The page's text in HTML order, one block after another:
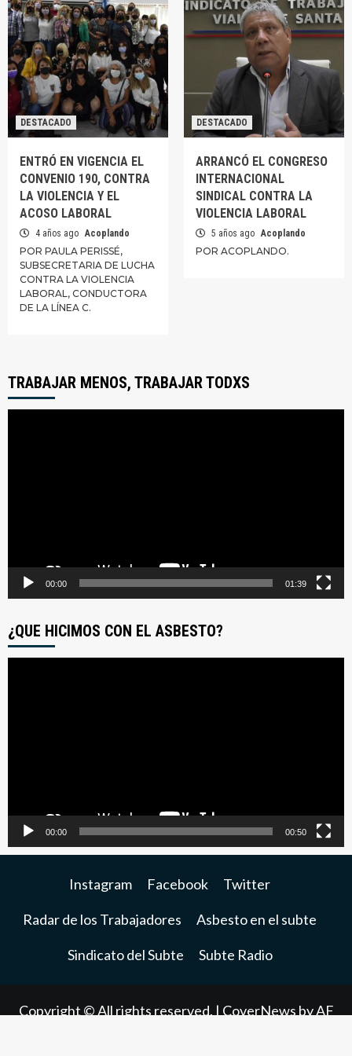
DESTACADO
ENTRÓ EN VIGENCIA EL
CONVENIO 190, CONTRA
LA VIOLENCIA Y EL
ACOSO LABORAL
4 años ago Acoplando
POR PAULA PERISSÉ,
SUBSECRETARIA DE LUCHA
CONTRA LA VIOLENCIA
LABORAL, CONDUCTORA
DE LA LÍNEA C.
DESTACADO
ARRANCÓ EL CONGRESO
INTERNACIONAL
SINDICAL CONTRA LA
VIOLENCIA LABORAL
5 años ago Acoplando
POR ACOPLANDO.
TRABAJAR MENOS, TRABAJAR TODXS
00:00 01:39
¿QUE HICIMOS CON EL ASBESTO?
00:00 00:50
Instagram Facebook Twitter
Radar de los Trabajadores Asbesto en el subte
Sindicato del Subte Subte Radio
Copyright © All rights reserved. | CoverNews by AF